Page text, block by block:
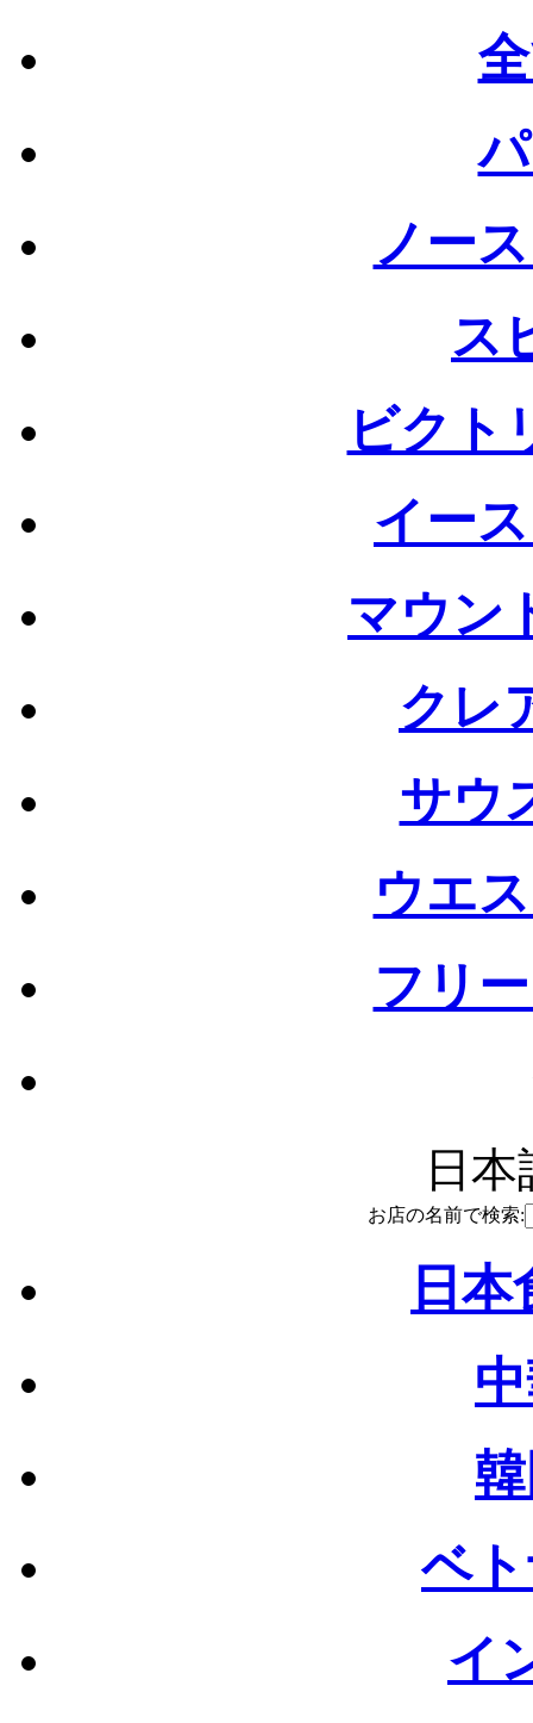
ノー
ス
ビクト
イー
マウン
クレ
サウ
ウエ
フリ
日
お店の名前で検索:
日
ベ
イ